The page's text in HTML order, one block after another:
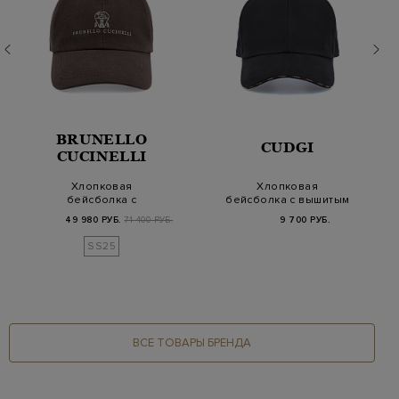
BRUNELLO
CUCINELLI
Хлопковая
бейсболка с
вышивкой Solomeo и
ремешком из к…
49 980 РУБ. 71 400 РУБ.
SS25
CUDGI
Хлопковая
бейсболка с вышитым
логотипом в тон
9 700 РУБ.
ВСЕ ТОВАРЫ БРЕНДА